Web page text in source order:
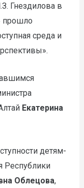
Гнездилова в
прошло
среда и
Екатерина
детям-
Республики
Облецова,